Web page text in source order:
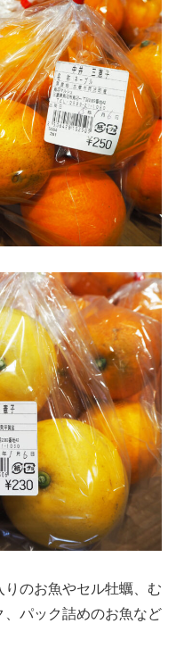
のお魚やセル牡蠣、む
、パック詰めのお魚など